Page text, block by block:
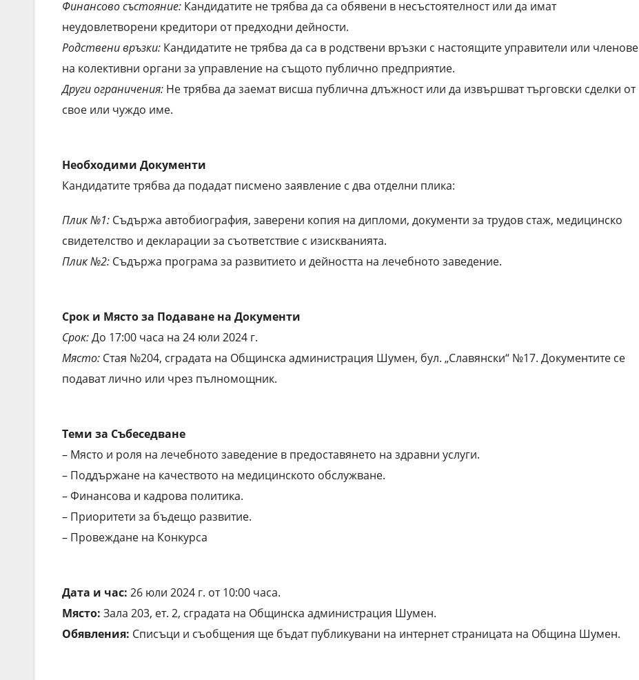
Финансово състояние: Кандидатите не трябва да са обявени в несъстоятелност или да имат
неудовлетворени кредитори от предходни дейности.
Родствени връзки: Кандидатите не трябва да са в родствени връзки с настоящите управители или членове
на колективни органи за управление на същото публично предприятие.
Други ограничения: Не трябва да заемат висша публична длъжност или да извършват търговски сделки от
свое или чуждо име.
Необходими Документи
Кандидатите трябва да подадат писмено заявление с два отделни плика:
Плик №1: Съдържа автобиография, заверени копия на дипломи, документи за трудов стаж, медицинско
свидетелство и декларации за съответствие с изискванията.
Плик №2: Съдържа програма за развитието и дейността на лечебното заведение.
Срок и Място за Подаване на Документи
Срок:До 17:00 часа на 24 юли 2024 г.
Място: Стая №204, сградата на Общинска администрация Шумен, бул. „Славянски“ №17. Документите се
подават лично или чрез пълномощник.
Теми за Събеседване
– Място и роля на лечебното заведение в предоставянето на здравни услуги.
– Поддържане на качеството на медицинското обслужване.
– Финансова и кадрова политика.
– Приоритети за бъдещо развитие.
– Провеждане на Конкурса
Дата и час: 26 юли 2024 г. от 10:00 часа.
Място: Зала 203, ет. 2, сградата на Общинска администрация Шумен.
Обявления: Списъци и съобщения ще бъдат публикувани на интернет страницата на Община Шумен.